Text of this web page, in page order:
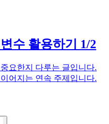
수 활용하기 1/2
요한지 다루는 글입니다.
어지는 연속 주제입니다.